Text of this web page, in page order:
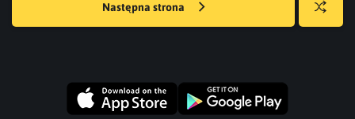
Następna strona